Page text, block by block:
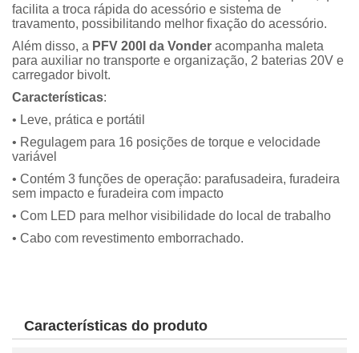
facilita a troca rápida do acessório e sistema de
travamento, possibilitando melhor fixação do acessório.
Além disso, a PFV 200I da Vonder acompanha maleta
para auxiliar no transporte e organização, 2 baterias 20V e
carregador bivolt.
Características:
• Leve, prática e portátil
• Regulagem para 16 posições de torque e velocidade
variável
• Contém 3 funções de operação: parafusadeira, furadeira
sem impacto e furadeira com impacto
• Com LED para melhor visibilidade do local de trabalho
• Cabo com revestimento emborrachado.
Características do produto